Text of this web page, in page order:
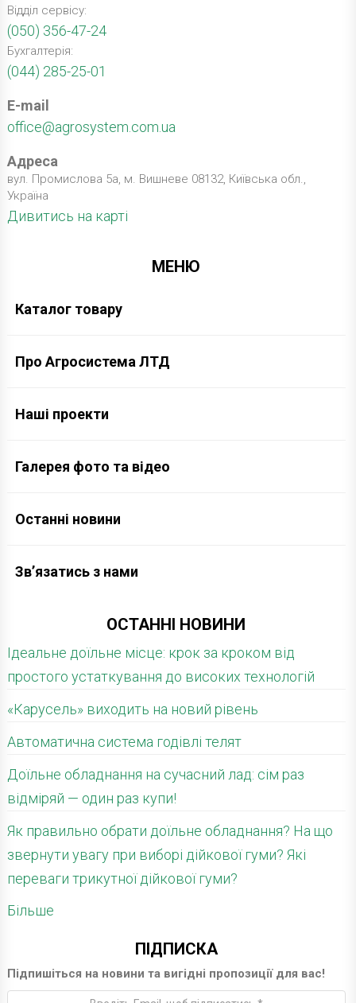
Відділ сервісу:
(050) 356-47-24
Бухгалтерія:
(044) 285-25-01
E-mail
office@agrosystem.com.ua
Адреса
вул. Промислова 5а, м. Вишневе 08132, Київська обл.,
Україна
Дивитись на карті
МЕНЮ
Каталог товару
Про Агросистема ЛТД
Наші проекти
Галерея фото та відео
Останні новини
Зв’язатись з нами
ОСТАННІ НОВИНИ
Ідеальне доїльне місце: крок за кроком від
простого устаткування до високих технологій
«Карусель» виходить на новий рівень
Автоматична система годівлі телят
Доїльне обладнання на сучасний лад: сім раз
відміряй — один раз купи!
Як правильно обрати доїльне обладнання? На що
звернути увагу при виборі дійкової гуми? Які
переваги трикутної дійкової гуми?
Більше
ПІДПИСКА
Підпишіться на новини та вигідні пропозиції для вас!